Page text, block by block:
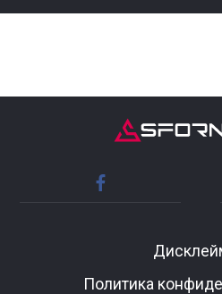
Политика